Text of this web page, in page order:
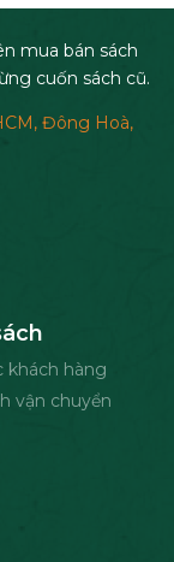
mua bán sách
cuốn sách cũ.
Đông Hoà,
khách hàng
vận chuyển